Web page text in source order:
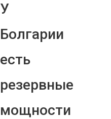
У
Болгарии
есть
резервные
мощности